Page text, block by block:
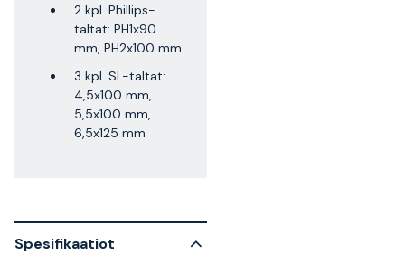
2 kpl. Phillips-
taltat: PH1x90
mm, PH2x100 mm
3 kpl. SL-taltat:
4,5x100 mm,
5,5x100 mm,
6,5x125 mm
Spesifikaatiot